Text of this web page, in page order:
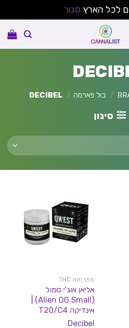
לכל הארץ סגור
/ בול פארמה /
סינון
תפרחות THC
אליאן אוג'י סמול
(Alien OG Small) |
אינדיקה T20/C4
Decibel